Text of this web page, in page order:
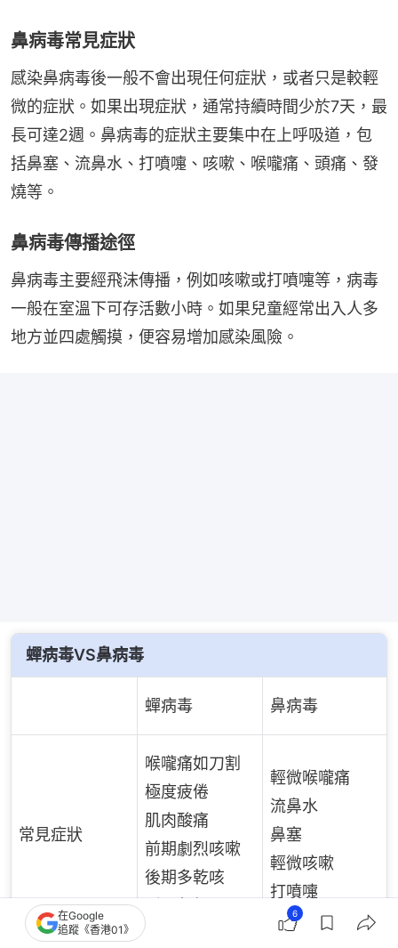
鼻病毒常見症狀
感染鼻病毒後一般不會出現任何症狀，或者只是較輕
微的症狀。如果出現症狀，通常持續時間少於7天，最
長可達2週。鼻病毒的症狀主要集中在上呼吸道，包
括鼻塞、流鼻水、打噴嚏、咳嗽、喉嚨痛、頭痛、發
燒等。
鼻病毒傳播途徑
鼻病毒主要經飛沫傳播，例如咳嗽或打噴嚏等，病毒
一般在室溫下可存活數小時。如果兒童經常出入人多
地方並四處觸摸，便容易增加感染風險。
蟬病毒VS鼻病毒
蟬病毒 鼻病毒
常見症狀
喉嚨痛如刀割
極度疲倦
肌肉酸痛
前期劇烈咳嗽
後期多乾咳
輕微喉嚨痛
流鼻水
鼻塞
輕微咳嗽
打噴嚏
在Google
追蹤《香港01》
6